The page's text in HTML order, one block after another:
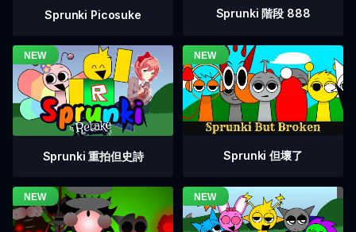
Sprunki Picosuke Sprunki 階段 888
Sprunki 重拍但史詩 Sprunki 但壞了